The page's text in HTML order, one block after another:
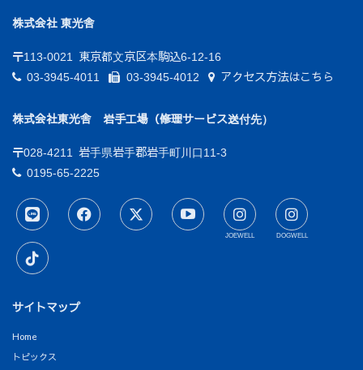
株式会社 東光舎
〒113-0021
東京都文京区本駒込6-12-16
03-3945-4011
03-3945-4012 アクセス方法はこちら
株式会社東光舎 岩手工場（修理サービス送付先）
〒028-4211
岩手県岩手郡岩手町川口11-3
0195-65-2225
JOEWELL DOGWELL
サイトマップ
Home
トピックス